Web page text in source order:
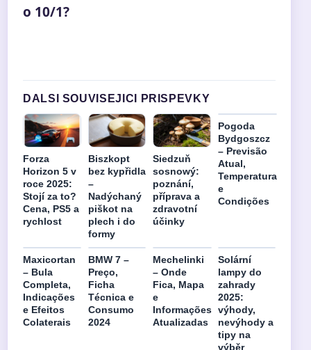
o 10/1?
DALSI SOUVISEJICI PRISPEVKY
Forza
Horizon 5 v
roce 2025:
Stojí za to?
Cena, PS5 a
rychlost
Biszkopt
bez kypřidla
–
Nadýchaný
piškot na
plech i do
formy
Siedzuň
sosnowý:
poznání,
příprava a
zdravotní
účinky
Pogoda
Bydgoszcz
– Previsão
Atual,
Temperatura
e
Condições
Maxicortan
– Bula
Completa,
Indicações
e Efeitos
Colaterais
BMW 7 –
Preço,
Ficha
Técnica e
Consumo
2024
Mechelinki
– Onde
Fica, Mapa
e
Informações
Atualizadas
Solární
lampy do
zahrady
2025:
výhody,
nevýhody a
tipy na
výběr